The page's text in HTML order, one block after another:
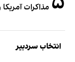
مذاکرات
انتخاب سردبیر